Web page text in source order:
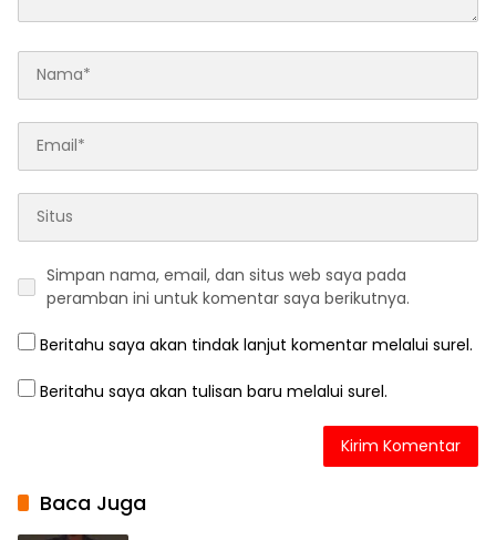
Simpan nama, email, dan situs web saya pada
peramban ini untuk komentar saya berikutnya.
Beritahu saya akan tindak lanjut komentar melalui surel.
Beritahu saya akan tulisan baru melalui surel.
Baca Juga